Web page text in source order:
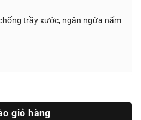
trầy xước, ngăn ngừa nấm
giỏ hàng